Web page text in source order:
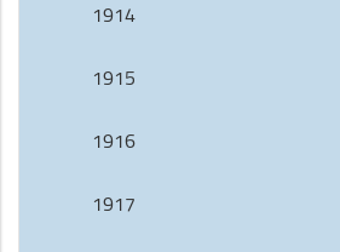
1914
1915
1916
1917